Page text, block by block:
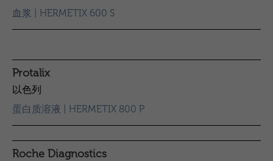
血浆 | HERMETIX 600 S
Protalix
以色列
蛋白质溶液 | HERMETIX 800 P
Roche Diagnostics